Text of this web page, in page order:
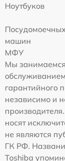
Ноутбуков
машин
МФУ
Мы
гарантийного
независимо и
носят
не являются
ГК РФ.
Toshiba